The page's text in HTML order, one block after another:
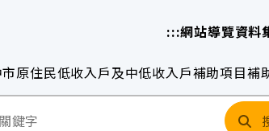
:::網站導覽資料
原住民低收入戶及中低收入戶補助項目補